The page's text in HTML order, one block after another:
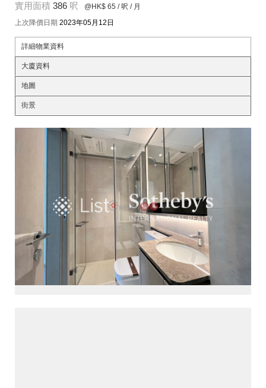
實用面積 386 呎 @HK$ 65 / 呎 / 月
上次降價日期 2023年05月12日
詳細物業資料
大廈資料
地圖
街景